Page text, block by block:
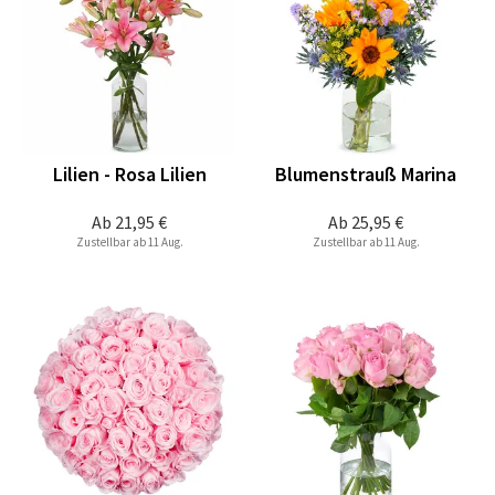
Ab 21,95 €
Lilien - Rosa Lilien
Zustellbar ab 11 Aug.
Ab 25,95 €
Blumenstrauß Marina
Zustellbar ab 11 Aug.